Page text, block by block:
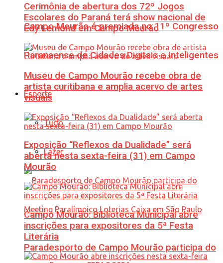
Campo Mourão é premiada no 11º Congresso
Paranaense de Cidades Digitais e Inteligentes
Esporte
Tudo
Lazer
Paradesporto de Campo Mourão participa do
Cerimônia de abertura dos 72º Jogos
Escolares do Paraná terá show nacional de
Edy Lemond em Campo Mourão
Museu de Campo Mourão recebe obra de
artista curitibana e amplia acervo de artes
visuais
Exposição “Reflexos da Dualidade” será
aberta nesta sexta-feira (31) em Campo
Mourão
Campo Mourão: Biblioteca Municipal abre
inscrições para expositores da 5ª Festa
Literária